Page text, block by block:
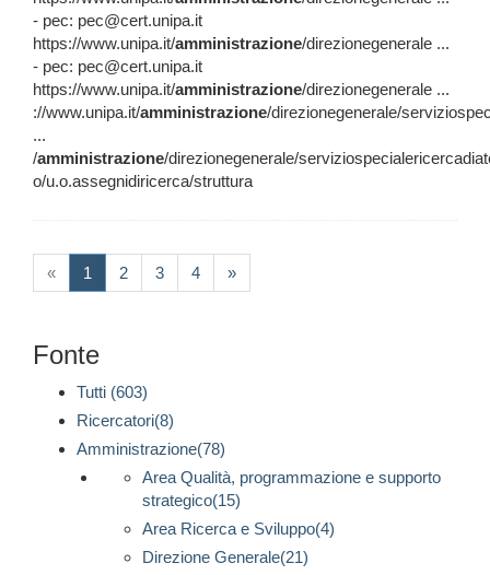
- pec: pec@cert.unipa.it
https://www.unipa.it/amministrazione/direzionegenerale ...
- pec: pec@cert.unipa.it
https://www.unipa.it/amministrazione/direzionegenerale ...
://www.unipa.it/amministrazione/direzionegenerale/
...
/amministrazione/direzionegenerale/
o/u.o.assegnidiricerca/struttura
« 1 (current)
2 3 4 »
Fonte
Tutti (603)
Ricercatori(8)
Amministrazione(78)
Area Qualità, programmazione e supporto
strategico(15)
Area Ricerca e Sviluppo(4)
Direzione Generale(21)